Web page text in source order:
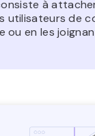
à
utilisateurs de
ou en les